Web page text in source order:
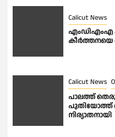
Calicut News
എംഡിഎംഎ
കീർത്തനയെ
Calicut News
പാലത്ത്
പുതിയോത്ത്
നിര്യാതനായി